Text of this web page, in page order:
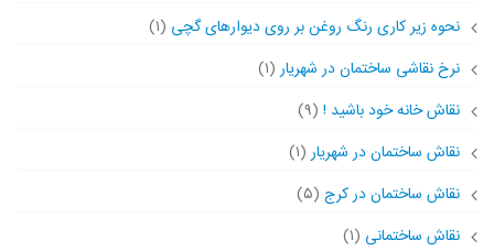
نحوه زیر کاری رنگ روغن بر روی دیوارهای گچی (۱)
نرخ نقاشی ساختمان در شهریار (۱)
نقاش خانه خود باشید ! (۹)
نقاش ساختمان در شهریار (۱)
نقاش ساختمان در کرج (۵)
نقاش ساختمانی (۱)